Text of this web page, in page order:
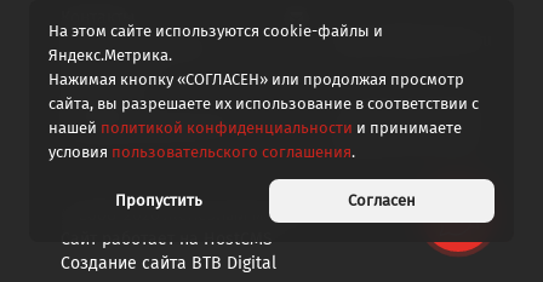
Пользовательское
соглашение
Политика
конфиденциальности
afgo2012@yandex.ru
+7 913 267-96-99
Написать в MAX
© 2008-2026
Железный мастер
Сайт работает на HostCMS
Создание сайта BTB Digital
На этом сайте используются cookie-файлы и
Яндекс.Метрика.
Нажимая кнопку «СОГЛАСЕН» или продолжая просмотр
сайта, вы разрешаете их использование в соответствии с
нашей политикой конфиденциальности и принимаете
условия пользовательского соглашения.
Пропустить Согласен